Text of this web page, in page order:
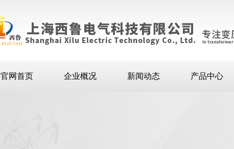
官网首页 企业概况 新闻动态 产品中心